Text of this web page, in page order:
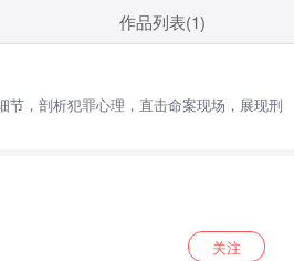
作品列表(1)
节，剖析犯罪心理，直击命案现场，展现刑
关注